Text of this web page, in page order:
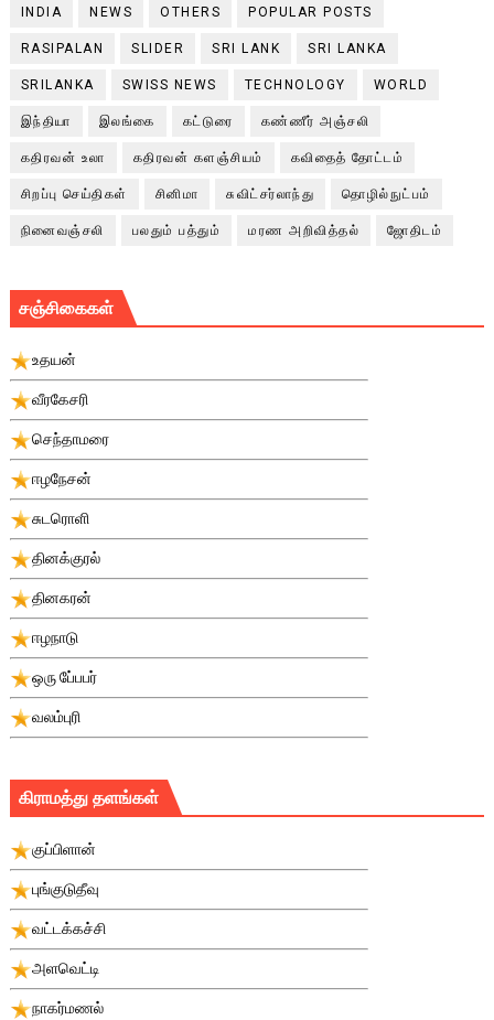
INDIA NEWS OTHERS POPULAR POSTS
RASIPALAN SLIDER SRI LANK SRI LANKA
SRILANKA SWISS NEWS TECHNOLOGY WORLD
இந்தியா இலங்கை கட்டுரை கண்ணீர் அஞ்சலி
கதிரவன் உலா கதிரவன் களஞ்சியம் கவிதைத் தோட்டம்
சிறப்பு செய்திகள் சினிமா சுவிட்சர்லாந்து தொழில்நுட்பம்
நினைவஞ்சலி பலதும் பத்தும் மரண அறிவித்தல் ஜோதிடம்
சஞ்சிகைகள்
உதயன்
வீரகேசரி
செந்தாமரை
ஈழநேசன்
சுடரொளி
தினக்குரல்
தினகரன்
ஈழநாடு
ஒரு பே்பபர்
வலம்புரி
கிராமத்து தளங்கள்
குப்பிளான்
புங்குடுதீவு
வட்டக்கச்சி
அளவெட்டி
நாகர்மணல்